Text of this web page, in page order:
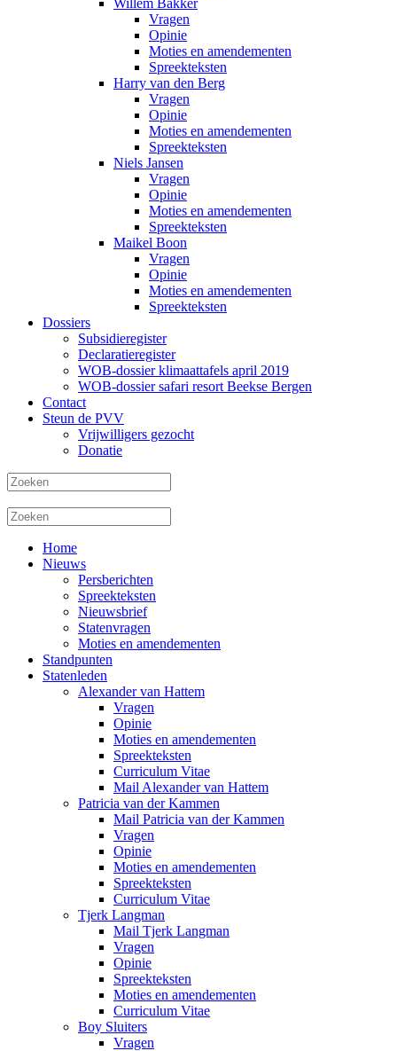
Willem Bakker
Vragen
Opinie
Moties en amendementen
Spreekteksten
Harry van den Berg
Vragen
Opinie
Moties en amendementen
Spreekteksten
Niels Jansen
Vragen
Opinie
Moties en amendementen
Spreekteksten
Maikel Boon
Vragen
Opinie
Moties en amendementen
Spreekteksten
Dossiers
Subsidieregister
Declaratieregister
WOB-dossier klimaattafels april 2019
WOB-dossier safari resort Beekse Bergen
Contact
Steun de PVV
Vrijwilligers gezocht
Donatie
Home
Nieuws
Persberichten
Spreekteksten
Nieuwsbrief
Statenvragen
Moties en amendementen
Standpunten
Statenleden
Alexander van Hattem
Vragen
Opinie
Moties en amendementen
Spreekteksten
Curriculum Vitae
Mail Alexander van Hattem
Patricia van der Kammen
Mail Patricia van der Kammen
Vragen
Opinie
Moties en amendementen
Spreekteksten
Curriculum Vitae
Tjerk Langman
Mail Tjerk Langman
Vragen
Opinie
Spreekteksten
Moties en amendementen
Curriculum Vitae
Boy Sluiters
Vragen